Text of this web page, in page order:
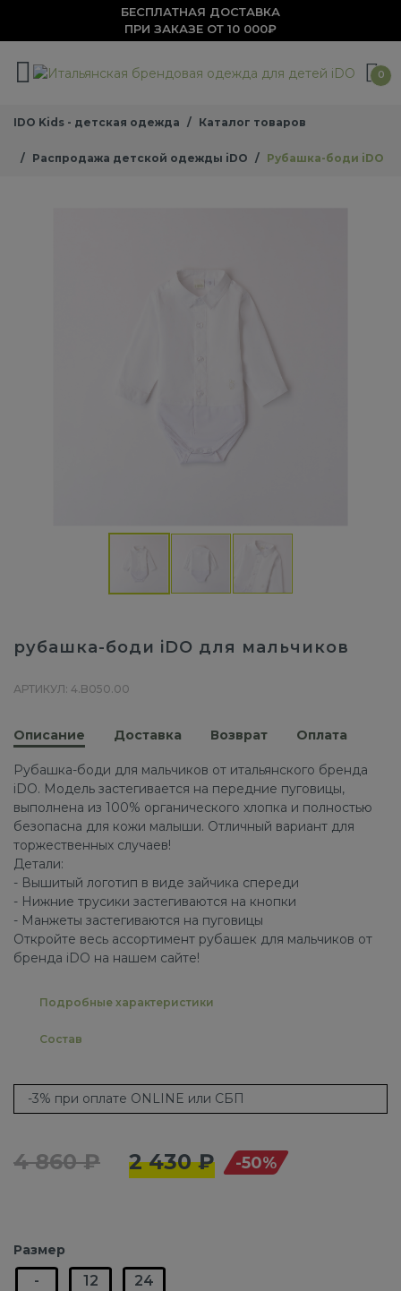
БЕСПЛАТНАЯ ДОСТАВКА
ПРИ ЗАКАЗЕ ОТ 10 000₽
0
IDO Kids - детская одежда Каталог товаров
Распродажа детской одежды iDO Рубашка-боди iDO
рубашка-боди iDO для мальчиков
АРТИКУЛ: 4.B050.00
Описание Доставка Возврат Оплата
Рубашка-боди для мальчиков от итальянского бренда
iDO. Модель застегивается на передние пуговицы,
выполнена из 100% органического хлопка и полностью
безопасна для кожи малыши. Отличный вариант для
торжественных случаев!
Детали:
- Вышитый логотип в виде зайчика спереди
- Нижние трусики застегиваются на кнопки
- Манжеты застегиваются на пуговицы
Откройте весь ассортимент рубашек для мальчиков от
бренда iDO на нашем сайте!
Подробные характеристики
Состав
-3% при оплате ONLINE или СБП
4 860 ₽ 2 430 ₽ -50%
Размер
- 12 24